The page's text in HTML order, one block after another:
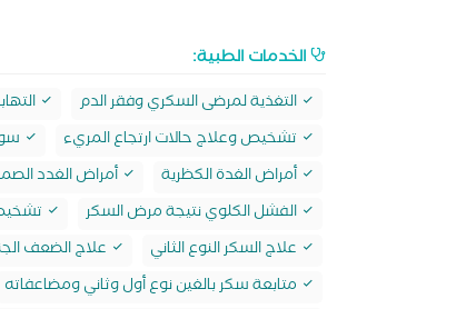
الخدمات الطبية:
التغذية لمرضى السكري وفقر الدم
تشخيص وعلاج حالات ارتجاع المريء
أمراض الغدة الكظرية
أمراض الغدد
الفشل الكلوي نتيجة مرض السكر
علاج السكر النوع الثاني
علاج الضعف
متابعة سكر بالغين نوع أول وثاني ومضاعفاته